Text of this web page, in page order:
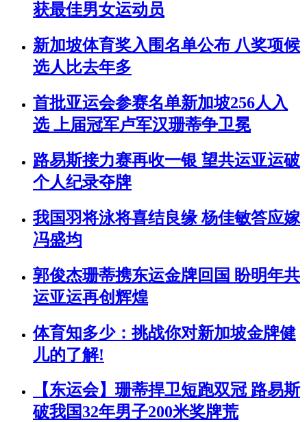
获最佳男女运动员
新加坡体育奖入围名单公布 八奖项候
选人比去年多
首批亚运会参赛名单新加坡256人入
选 上届冠军卢军汉珊蒂争卫冕
路易斯接力赛再收一银 望共运亚运破
个人纪录夺牌
我国羽将泳将喜结良缘 杨佳敏答应嫁
冯盛均
郭俊杰珊蒂携东运金牌回国 盼明年共
运亚运再创辉煌
体育知多少：挑战你对新加坡金牌健
儿的了解!
【东运会】珊蒂捍卫短跑双冠 路易斯
破我国32年男子200米奖牌荒